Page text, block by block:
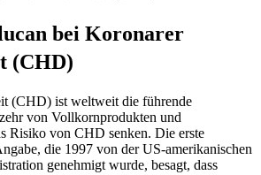
bei Koronarer
(CHD)
(CHD) ist weltweit die führende
von Vollkornprodukten und
Risiko von CHD senken. Die erste
die 1997 von der US-amerikanischen
genehmigt wurde, besagt, dass